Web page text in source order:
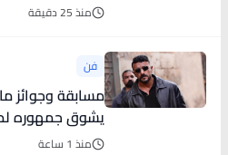
منذ 25 دقيقة
فن
يشوق جمهوره
2027
منذ 1 ساعة